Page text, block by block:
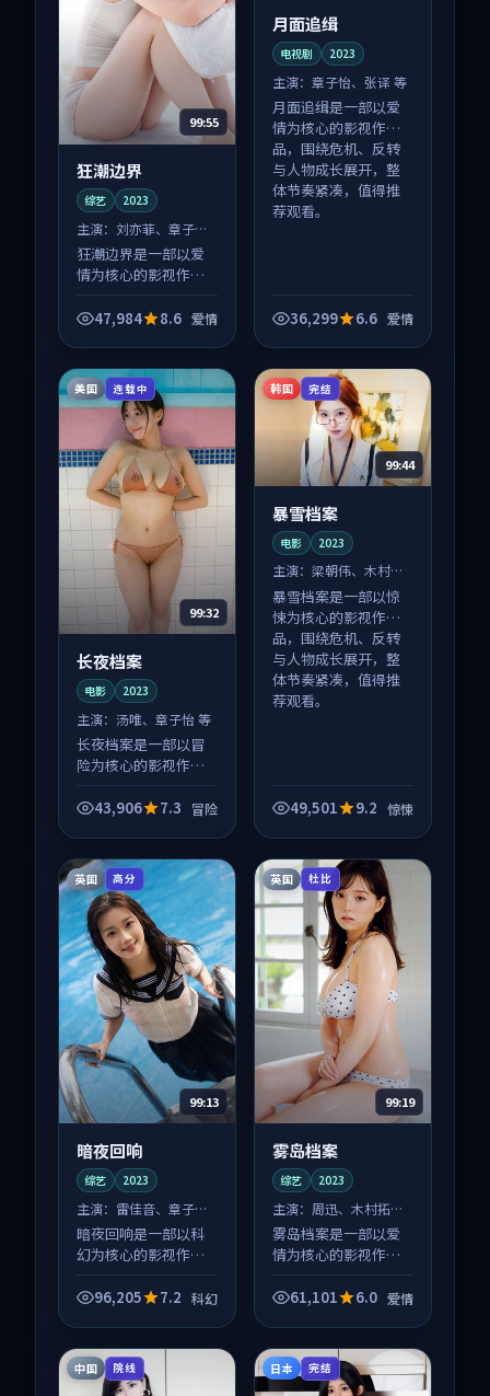
99:55
狂潮边界
综艺 2023
主演： 刘亦菲、章子怡
等
狂潮边界是一部以爱
情为核心的影视作
与人物成长展开，整
47,984 8.6 爱情
月面追缉
电视剧 2023
主演： 章子怡、张译 等
月面追缉是一部以爱
情为核心的影视作
品，围绕危机、反转
与人物成长展开，整
体节奏紧凑，值得推
荐观看。
36,299 6.6 爱情
美国 连载中
99:32
长夜档案
电影 2023
主演： 汤唯、章子怡 等
长夜档案是一部以冒
险为核心的影视作
与人物成长展开，整
43,906 7.3 冒险
韩国 完结
99:44
暴雪档案
电影 2023
主演： 梁朝伟、木村拓
哉 等
暴雪档案是一部以惊
悚为核心的影视作
品，围绕危机、反转
与人物成长展开，整
体节奏紧凑，值得推
荐观看。
49,501 9.2 惊悚
英国 高分
99:13
暗夜回响
综艺 2023
主演： 雷佳音、章子怡
等
暗夜回响是一部以科
幻为核心的影视作
与人物成长展开，整
96,205 7.2 科幻
英国 杜比
99:19
雾岛档案
综艺 2023
主演： 周迅、木村拓哉
等
雾岛档案是一部以爱
情为核心的影视作
与人物成长展开，整
61,101 6.0 爱情
中国 院线 日本 完结